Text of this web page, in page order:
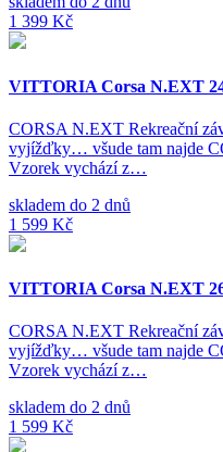
1 399 Kč
VITTORIA Corsa N.EXT
CORSA N.EXT Rekreační
vyjížďky… všude tam najde
Vzorek vychází z…
skladem do 2 dnů
1 599 Kč
VITTORIA Corsa N.EXT
CORSA N.EXT Rekreační
vyjížďky… všude tam najde
Vzorek vychází z…
skladem do 2 dnů
1 599 Kč